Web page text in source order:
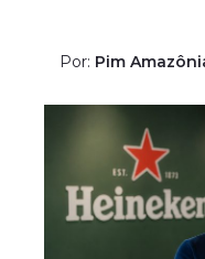
Por: Pim